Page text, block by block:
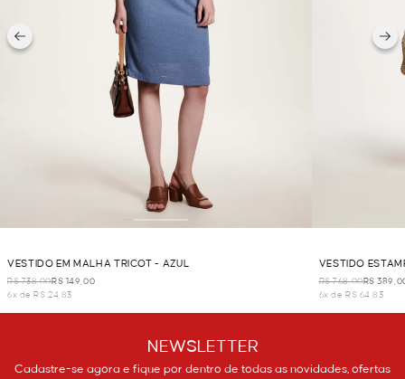
VESTIDO EM MALHA TRICOT - AZUL
R$ 738,00R$ 149,00
6x de R$ 24,83
VESTIDO
R$ 768,00R$
6x de R$ 64,83
NEWSLETTER
Cadastre-se agora e fique por dentro de todas as novidades, ofertas